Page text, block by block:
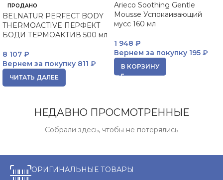
ПРОДАНО
BELNATUR PERFECT BODY
THERMOACTIVE ПЕРФЕКТ
БОДИ ТЕРМОАКТИВ 500 мл
8 107 ₽
Вернем за покупку 811 ₽
ЧИТАТЬ ДАЛЕЕ
Arieco Soothing Gentle
Mousse Успокаивающий
мусс 160 мл
1 948 ₽
Вернем за покупку 195 ₽
В КОРЗИНУ
НЕДАВНО ПРОСМОТРЕННЫЕ
Собрали здесь, чтобы не потерялись
ОРИГИНАЛЬНЫЕ ТОВАРЫ